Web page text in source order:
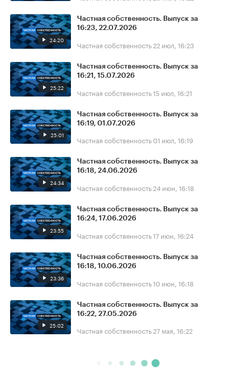
24:20
Частная собственность. Выпуск за
16:23, 22.07.2026
Частная собственность 22 июл, 16:23
25:22
Частная собственность. Выпуск за
16:21, 15.07.2026
Частная собственность15 июл, 16:21
25:01
Частная собственность. Выпуск за
16:19, 01.07.2026
Частная собственность 01 июл, 16:19
24:34
Частная собственность. Выпуск за
16:18, 24.06.2026
Частная собственность 24 июн, 16:18
23:55
Частная собственность. Выпуск за
16:24, 17.06.2026
Частная собственность17 июн, 16:24
23:36
Частная собственность. Выпуск за
16:18, 10.06.2026
Частная собственность10 июн, 16:18
25:02
Частная собственность. Выпуск за
16:22, 27.05.2026
Частная собственность 27 мая, 16:22